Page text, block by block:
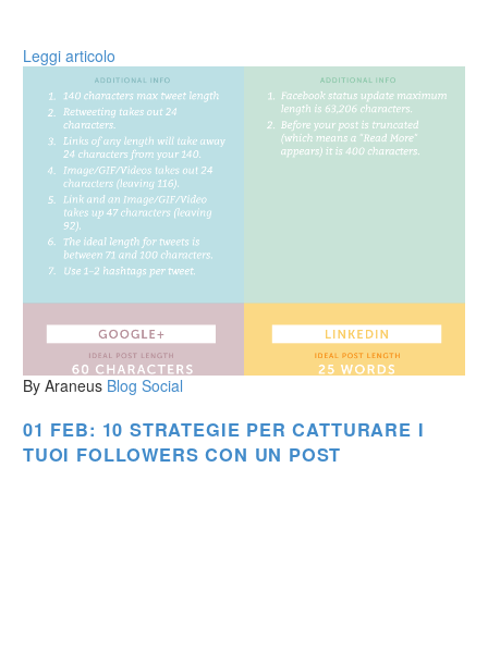
Leggi articolo
By Araneus Blog Social
01 FEB: 10 STRATEGIE PER CATTURARE I
TUOI FOLLOWERS CON UN POST